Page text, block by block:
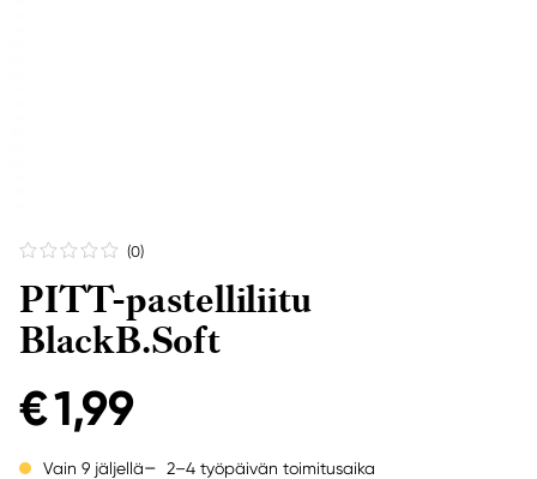
(0)
PITT-pastelliliitu
BlackB.Soft
€ 1,99
Vain 9 jäljellä 2–4 työpäivän toimitusaika